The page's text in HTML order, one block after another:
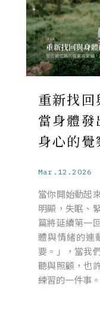
重新找回
當身體發
身心的覺
Mar.12.2026
當你開始動起
明顯，失眠、
篇將延續第一
體與情緒的連
要。」，當我
聽與照顧，也
練習的一件事。